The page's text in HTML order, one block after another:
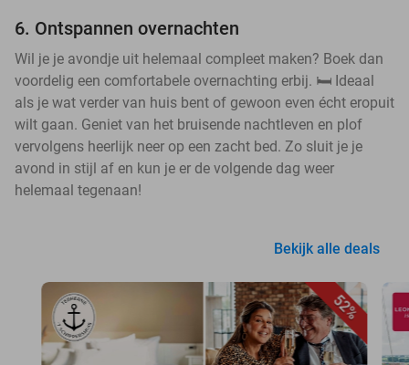
6. Ontspannen overnachten
Wil je je avondje uit helemaal compleet maken? Boek dan
voordelig een comfortabele overnachting erbij. 🛏️ Ideaal
als je wat verder van huis bent of gewoon even écht eropuit
wilt gaan. Geniet van het bruisende nachtleven en plof
vervolgens heerlijk neer op een zacht bed. Zo sluit je je
avond in stijl af en kun je er de volgende dag weer
helemaal tegenaan!
Bekijk alle deals
52%